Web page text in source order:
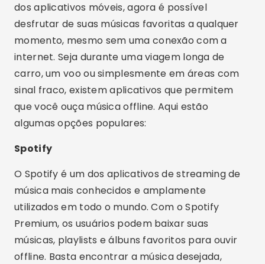
dos aplicativos móveis, agora é possível
desfrutar de suas músicas favoritas a qualquer
momento, mesmo sem uma conexão com a
internet. Seja durante uma viagem longa de
carro, um voo ou simplesmente em áreas com
sinal fraco, existem aplicativos que permitem
que você ouça música offline. Aqui estão
algumas opções populares:
Spotify
O Spotify é um dos aplicativos de streaming de
música mais conhecidos e amplamente
utilizados em todo o mundo. Com o Spotify
Premium, os usuários podem baixar suas
músicas, playlists e álbuns favoritos para ouvir
offline. Basta encontrar a música desejada,